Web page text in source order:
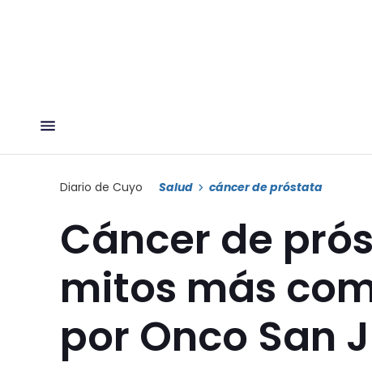
Diario de Cuyo Salud cáncer de próstata
Cáncer de
mitos más
por Onco San